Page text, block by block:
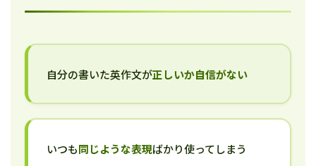
自分の書いた英作文が正しいか自信がない
いつも同じような表現ばかり使ってしまう